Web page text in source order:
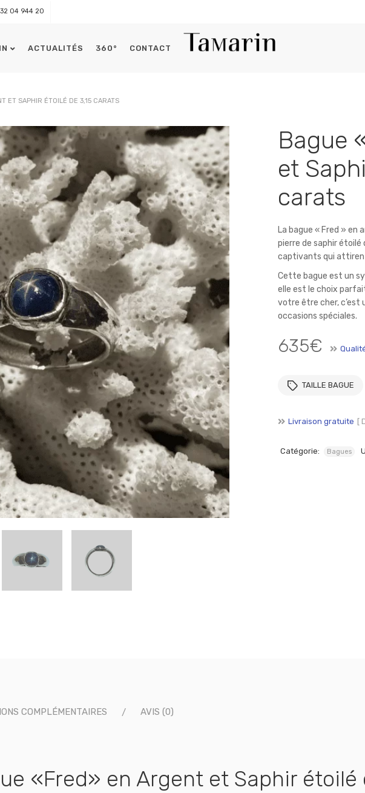
04 944 20
IDENTIFIANT OU E-MAIL OBLIGATOIRE
MOT DE PASSE OBLIGATOIRE
SE SOUVENIR DE MOI SE CONNECTER
Mot de passe perdu ?
L’équipage
ACTUALITÉS 360° CONTACT
ET SAPHIR ÉTOILÉ DE 3,15 CARATS
Bague
et
carats
La bague « Fred »
pierre de saphir
captivants qui
Cette bague est un
elle est le choix
votre être cher, c’est
occasions spéciales.
635€
TAILLE BAGUE
Livraison gratuite [
Catégorie: Bagues
COMPLÉMENTAIRES AVIS (0)
«Fred» en Argent et Saphir étoilé